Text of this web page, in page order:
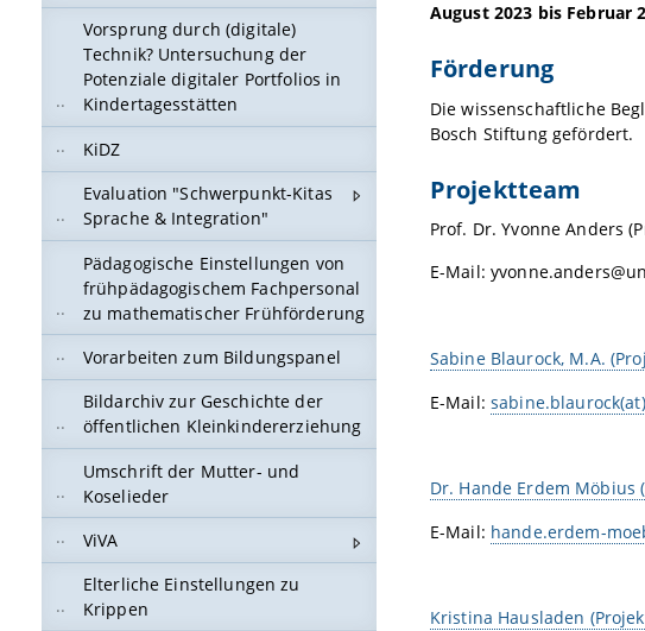
Vorsprung durch (digitale)
Technik? Untersuchung der
Potenziale digitaler Portfolios in
Kindertagesstätten
KiDZ
Evaluation "Schwerpunkt-Kitas
Sprache & Integration"
Pädagogische Einstellungen von
frühpädagogischem Fachpersonal
zu mathematischer Frühförderung
Vorarbeiten zum Bildungspanel
Bildarchiv zur Geschichte der
öffentlichen Kleinkindererziehung
Umschrift der Mutter- und
Koselieder
ViVA
Elterliche Einstellungen zu
Krippen
August 2023 bis Februar
Förderung
Die wissenschaftliche
Bosch Stiftung gefördert.
Projektteam
Prof. Dr. Yvonne Anders
E-Mail:
Sabine Blaurock, M.A.
E-Mail:
Dr. Hande Erdem
E-Mail: hande.erdem-
Kristina Hausladen